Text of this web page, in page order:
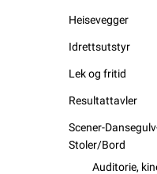
Heisevegger
Idrettsutstyr
Lek og fritid
Resultattavler
Scener-
Stoler/Bord
Auditorie,